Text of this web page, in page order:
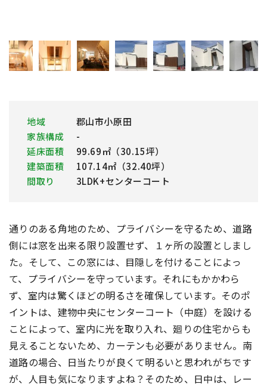
通りのある角地のため、プライバシーを守るため、道路
側には窓を出来る限り設置せず、１ヶ所の設置としまし
た。そして、この窓には、目隠しを付けることによっ
て、プライバシーを守っています。それにもかかわら
ず、室内は驚くほどの明るさを確保しています。そのポ
イントは、建物中央にセンターコート（中庭）を設ける
ことによって、室内に光を取り入れ、廻りの住宅からも
見えることないため、カーテンも必要がありません。南
道路の場合、日当たりが良くて明るいと思われがちです
が、人目も気になりますよね？そのため、日中は、レー
地域
郡山市小原田
家族構成
-
延床面積
99.69㎡（30.15坪）
建築面積
107.14㎡（32.40坪）
間取り
3LDK+センターコート